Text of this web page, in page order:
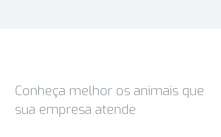
Conheça melhor os animais que
sua empresa atende